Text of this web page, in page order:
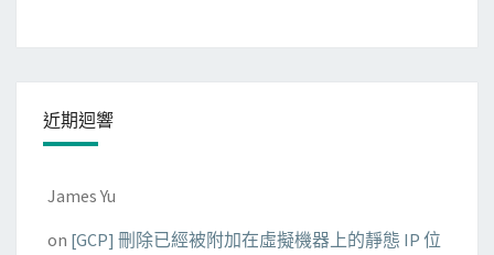
近期迴響
James Yu
on [GCP] 刪除已經被附加在虛擬機器上的靜態 IP 位